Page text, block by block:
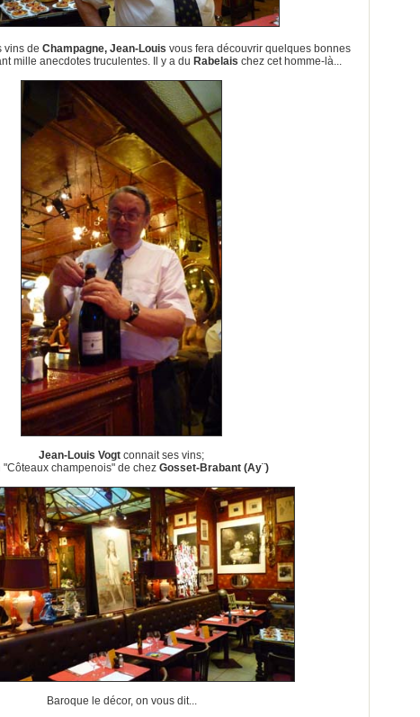
vins de Champagne, Jean-Louis vous fera découvrir quelques bonnes
mille anecdotes truculentes. Il y a du Rabelais chez cet homme-là...
Jean-Louis Vogt connait ses vins;
"Côteaux champenois" de chez Gosset-Brabant (Ay¨)
Baroque le décor, on vous dit...